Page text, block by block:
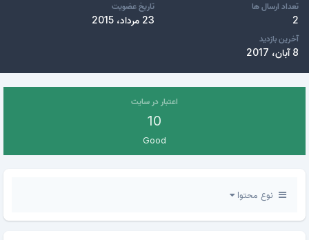
تعداد ارسال ها
2
تاریخ عضویت
23 مرداد، 2015
آخرین بازدید
8 آبان، 2017
اعتبار در سایت
10
Good
نوع محتوا